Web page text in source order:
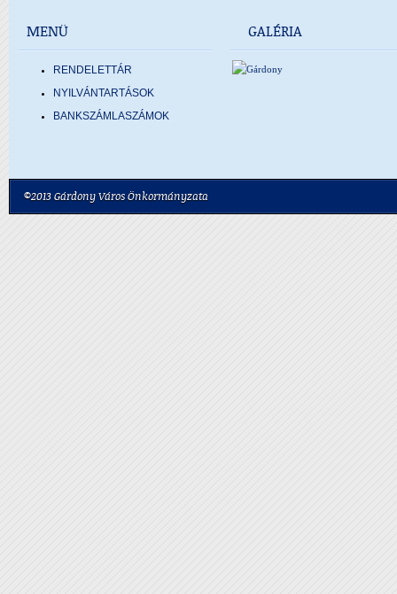
MENÜ
RENDELETTÁR
NYILVÁNTARTÁSOK
BANKSZÁMLASZÁMOK
GALÉRIA
©2013 Gárdony Város Önkormányzata